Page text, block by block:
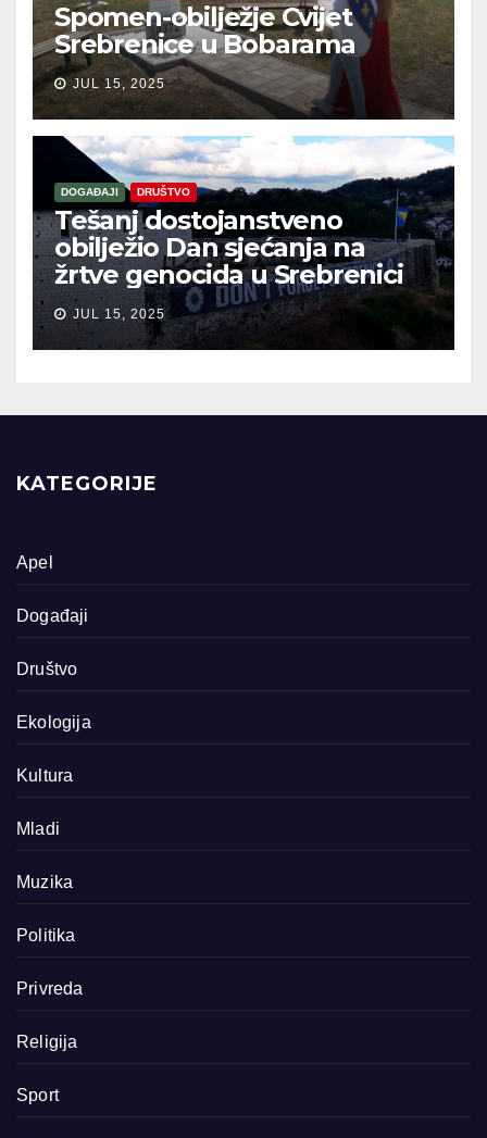
Spomen-obilježje Cvijet
Srebrenice u Bobarama
JUL 15, 2025
DOGAĐAJI DRUŠTVO
Tešanj dostojanstveno
obilježio Dan sjećanja na
žrtve genocida u Srebrenici
JUL 15, 2025
KATEGORIJE
Apel
Događaji
Društvo
Ekologija
Kultura
Mladi
Muzika
Politika
Privreda
Religija
Sport